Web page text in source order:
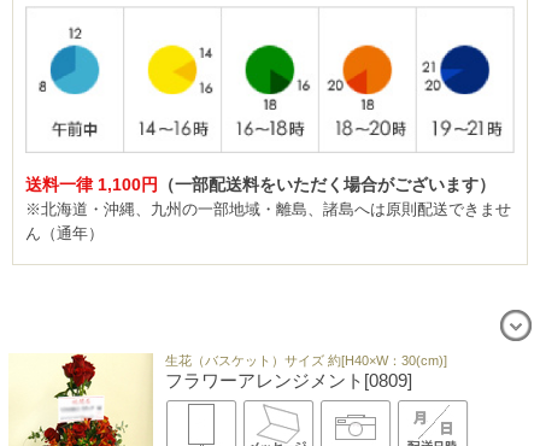
送料一律 1,100円 （一部配送料をいただく場合がございます）
※北海道・沖縄、九州の一部地域・離島、諸島へは原則配送できませ
ん（通年）
生花（バスケット）サイズ 約[H40×W：30(cm)]
フラワーアレンジメント[0809]